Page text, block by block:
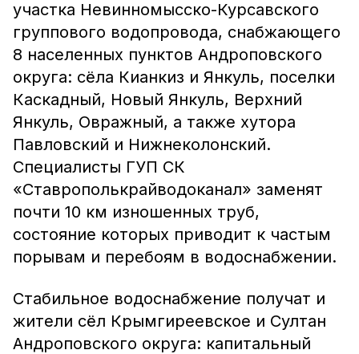
участка Невинномысско-Курсавского
группового водопровода, снабжающего
8 населенных пунктов Андроповского
округа: сёла Кианкиз и Янкуль, поселки
Каскадный, Новый Янкуль, Верхний
Янкуль, Овражный, а также хутора
Павловский и Нижнеколонский.
Специалисты ГУП СК
«Ставрополькрайводоканал» заменят
почти 10 км изношенных труб,
состояние которых приводит к частым
порывам и перебоям в водоснабжении.
Стабильное водоснабжение получат и
жители сёл Крымгиреевское и Султан
Андроповского округа: капитальный